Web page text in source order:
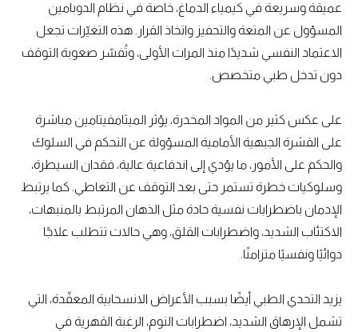
عميقة وسريعة في كيمياء الدماغ، خاصة في نظام الدوبامين
المسؤول عن المتعة والتحفيز واتخاذ القرار. هذه التغيّرات تجعل
الاعتماد النفسي شديدًا منذ المرات الأولى، وتُفسّر صعوبة التوقف
دون تدخل طبي متخصص.
على عكس كثير من المواد المخدرة، يؤثر الميثامفيتامين مباشرة
على القشرة الجبهية الأمامية المسؤولة عن التحكم في السلوك
والحكم على الأمور، ما يؤدي إلى اندفاعية عالية، فقدان السيطرة،
وسلوكيات خطرة تستمر حتى بعد التوقف عن التعاطي. كما يرتبط
الإدمان باضطرابات نفسية حادة مثل الذهان المرتبط بالمنبهات،
الاكتئاب الشديد، واضطرابات القلق، وهي حالات تتطلب علاجًا
دوائيًا ونفسيًا متزامنًا.
يزيد التحدي الطبي أيضًا بسبب الأعراض الانسحابية المعقّدة، التي
تشمل الإرهاق الشديد، اضطرابات النوم، الرغبة القهرية في